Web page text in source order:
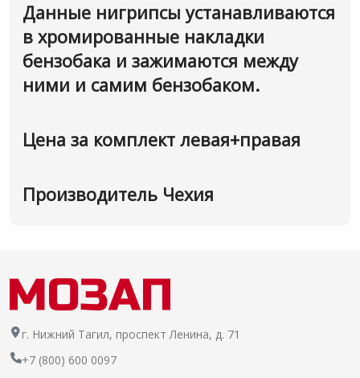
Данные нигрипсы устанавливаются
в хромированные накладки
бензобака и зажимаются между
ними и самим бензобаком.
Цена за комплект левая+правая
Производитель Чехия
г. Нижний Тагил, проспект Ленина, д. 71
+7 (800) 600 0097